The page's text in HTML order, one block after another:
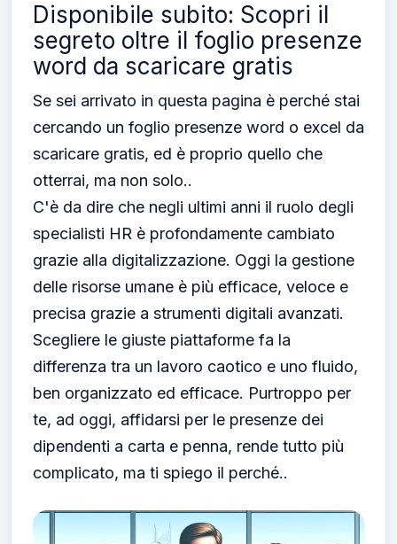
Disponibile subito: Scopri il
segreto oltre il foglio presenze
word da scaricare gratis
Se sei arrivato in questa pagina è perché stai
cercando un foglio presenze word o excel da
scaricare gratis, ed è proprio quello che
otterrai, ma non solo..
C'è da dire che negli ultimi anni il ruolo degli
specialisti HR è profondamente cambiato
grazie alla digitalizzazione. Oggi la gestione
delle risorse umane è più efficace, veloce e
precisa grazie a strumenti digitali avanzati.
Scegliere le giuste piattaforme fa la
differenza tra un lavoro caotico e uno fluido,
ben organizzato ed efficace. Purtroppo per
te, ad oggi, affidarsi per le presenze dei
dipendenti a carta e penna, rende tutto più
complicato, ma ti spiego il perché..